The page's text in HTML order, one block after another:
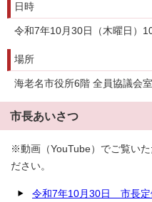
日時
令和7年10月30日（木曜日）
場所
海老名市役所6階 全員協議会室
市長あいさつ
※動画（YouTube）でご覧い
ださい。
令和7年10月30日 市長定